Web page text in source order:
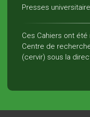
Presses
Ces Cahiers ont été
Centre de
(cervir) sous la